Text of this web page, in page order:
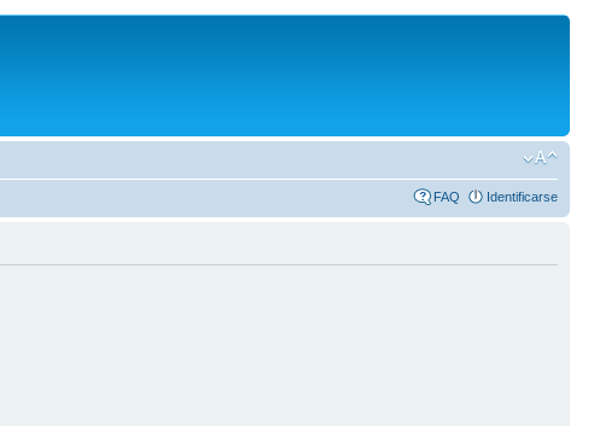
FAQ Identificarse